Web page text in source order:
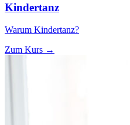
Kindertanz
Warum Kindertanz?
Zum Kurs →